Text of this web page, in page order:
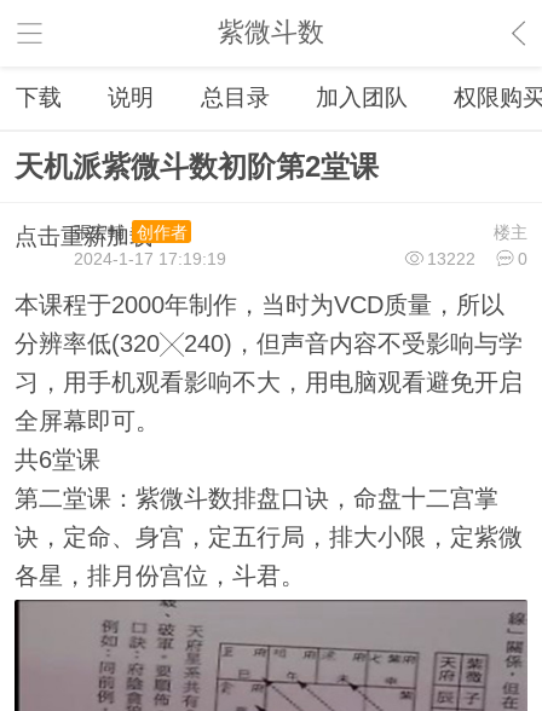
紫微斗数
下载 说明 总目录 加入团队 权限购
天机派紫微斗数初阶第2堂课
点击重新加载 楼主
張宏輔
创作者
13222
0
2024-1-17 17:19:19
本课程于2000年制作，当时为VCD质量，所以
分辨率低(320╳240)，但声音内容不受影响与学
习，用手机观看影响不大，用电脑观看避免开启
全屏幕即可。
共6堂课
第二堂课：紫微斗数排盘口诀，命盘十二宫掌
诀，定命、身宫，定五行局，排大小限，定紫微
各星，排月份宫位，斗君。